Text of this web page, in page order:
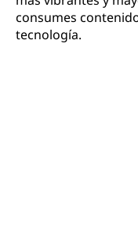
consumes
tecnología.